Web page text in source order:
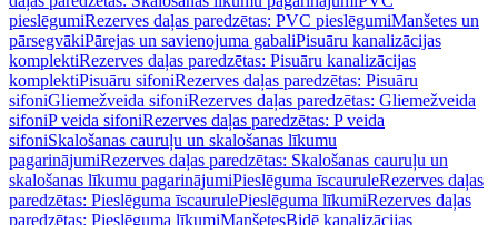
pieslēgumiRezerves daļas paredzētas: PVC pieslēgumiManšetes un
pārsegvākiPārejas un savienojuma gabaliPisuāru kanalizācijas
komplektiRezerves daļas paredzētas: Pisuāru kanalizācijas
komplektiPisuāru sifoniRezerves daļas paredzētas: Pisuāru
sifoniGliemežveida sifoniRezerves daļas paredzētas: Gliemežveida
sifoniP veida sifoniRezerves daļas paredzētas: P veida
sifoniSkalošanas cauruļu un skalošanas līkumu
pagarinājumiRezerves daļas paredzētas: Skalošanas cauruļu un
skalošanas līkumu pagarinājumiPieslēguma īscauruleRezerves daļas
paredzētas: Pieslēguma īscaurulePieslēguma līkumiRezerves daļas
paredzētas: Pieslēguma līkumiManšetesBidē kanalizācijas